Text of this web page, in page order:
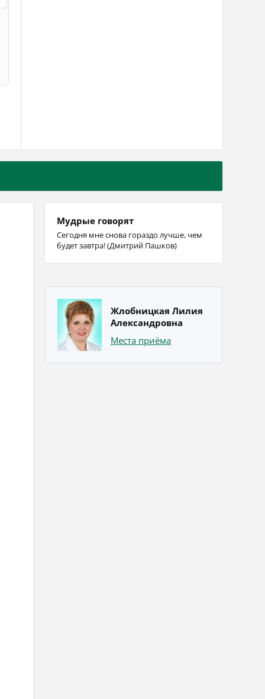
Мудрые говорят
Сегодня мне снова гораздо лучше, чем
будет завтра! (Дмитрий Пашков)
Жлобницкая Лилия
Александровна
Места приёма